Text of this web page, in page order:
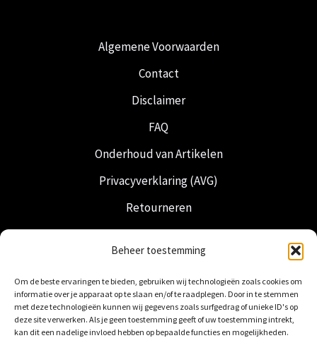
Beheer toestemming
Om de beste ervaringen te bieden, gebruiken wij technologieën zoals cookies om
informatie over je apparaat op te slaan en/of te raadplegen. Door in te stemmen
met deze technologieën kunnen wij gegevens zoals surfgedrag of unieke ID's op
deze site verwerken. Als je geen toestemming geeft of uw toestemming intrekt,
kan dit een nadelige invloed hebben op bepaalde functies en mogelijkheden.
Algemene Voorwaarden
Contact
Disclaimer
FAQ
Onderhoud van Artikelen
Privacyverklaring (AVG)
Retourneren
Verzending & Levering
Nederlandse Regalia